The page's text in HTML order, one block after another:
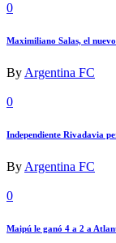
0
Maximiliano Salas, el
By Argentina FC
0
Independiente Rivadavia
By Argentina FC
0
Maipú le ganó 4 a 2 a